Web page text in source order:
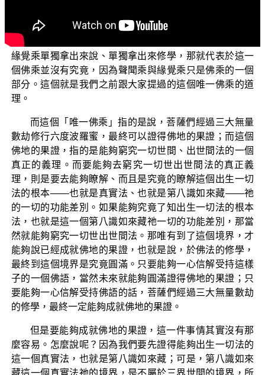
聞乘與緣覺乘是含攝在唯一佛乘裡面的，聲聞乘與緣覺乘
是唯一佛乘的一個部分；所以如果說，把這一個聲聞乘與
緣覺乘單獨拿出來說、單獨拿出來修學，那就代表於這一
個佛乘並沒有究竟，因為聲聞乘與緣覺乘只是佛乘的一個
部分。這個就是我們之前跟大家提過的這個唯一佛乘的道
理。
而這個「唯一佛乘」指的是說，菩薩們經過三大無量
數劫修行六度波羅蜜，最終可以證得佛地的果證；而這個
佛地的果證，指的是能夠窮究一切世間、出世間法的一個
真正的義理。而要能夠去窮究一切世出世間法的真正義
理，則是要去能夠瞭解、而且是究竟的瞭解這個出生一切
法的根本——也就是真實法、也就是第八識如來藏——祂
的一切的功能差別。如果能夠究竟了知出生一切法的根本
法，也就是這一個第八識如來藏祂一切的功能差別，那當
然就能夠窮究一切世出世間法。那唯有到了這個境界，才
能夠說已經成就佛地的果證，也就是說，於佛法的修學，
最終到這個境界是究竟圓滿。只要能夠一心信解受持這樣
子的一個佛語，當然未來就能夠圓滿證得佛地的果證；只
要能夠一心信解受持佛語的話，菩薩們經過三大無量數劫
的修學，最終一定能夠成就佛地的果證。
但是要能夠成就佛地的果證，這一件事情其實沒有那
麼容易。怎麼說呢？因為我們要先證得能夠出生一切法的
這一個真實法，也就是第八識如來藏；可是，第八識如來
藏這一個真實法祂的境界，是不屬於三界世間的境界，所